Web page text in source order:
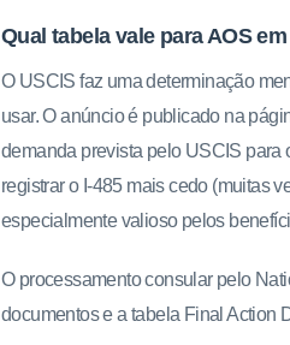
Qual tabela vale para AOS
O USCIS faz uma determinação
usar. O anúncio é publicado na
demanda prevista pelo USCIS para
registrar o I-485 mais cedo (muitas
especialmente valioso pelos
O processamento consular pelo
documentos e a tabela Final Action